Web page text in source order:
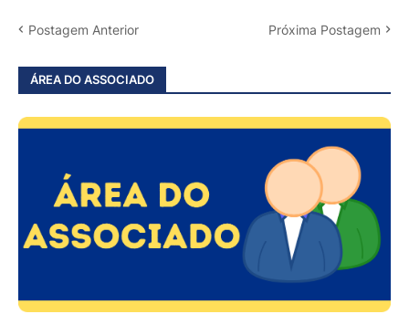
Postagem Anterior Próxima Postagem
ÁREA DO ASSOCIADO